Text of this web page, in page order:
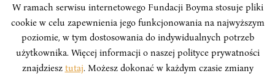
INSTYTUT BOYMA / Asian Century
Adres korespondencyjny: ul. Freta 11/5, 00-027 Warszawa
Odwiedź nas w mediach społecznościowych:
W ramach serwisu internetowego Fundacji Boyma stosuje pliki
cookie w celu zapewnienia jego funkcjonowania na najwyższym
poziomie, w tym dostosowania do indywidualnych potrzeb
użytkownika. Więcej informacji o naszej polityce prywatności
znajdziesz tutaj. Możesz dokonać w każdym czasie zmiany